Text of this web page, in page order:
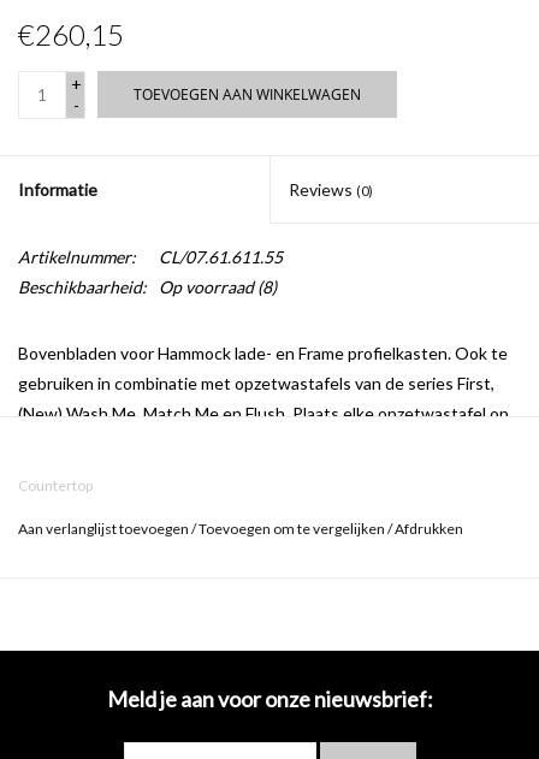
€260,15
+
-
TOEVOEGEN AAN WINKELWAGEN
Informatie Reviews (0)
Artikelnummer:
CL/07.61.611.55
Beschikbaarheid:
Op voorraad(8)
Bovenbladen voor Hammock lade- en Frame profielkasten. Ook te
gebruiken in combinatie met opzetwastafels van de series First,
(New) Wash Me, Match Me en Flush. Plaats elke opzetwastafel op
Verkrijgbaar in verschillende afmetingen tussen 70 cm en 220 cm.
Countertop
Aan verlanglijst toevoegen /Toevoegen om te vergelijken /Afdrukken
Meld je aan voor onze nieuwsbrief: